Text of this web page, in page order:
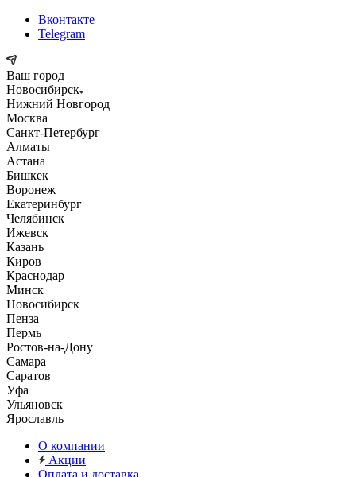
Вконтакте
Telegram
Ваш город
Новосибирск
Нижний Новгород
Москва
Санкт-Петербург
Алматы
Астана
Бишкек
Воронеж
Екатеринбург
Челябинск
Ижевск
Казань
Киров
Краснодар
Минск
Новосибирск
Пенза
Пермь
Ростов-на-Дону
Самара
Саратов
Уфа
Ульяновск
Ярославль
О компании
Акции
Оплата и доставка